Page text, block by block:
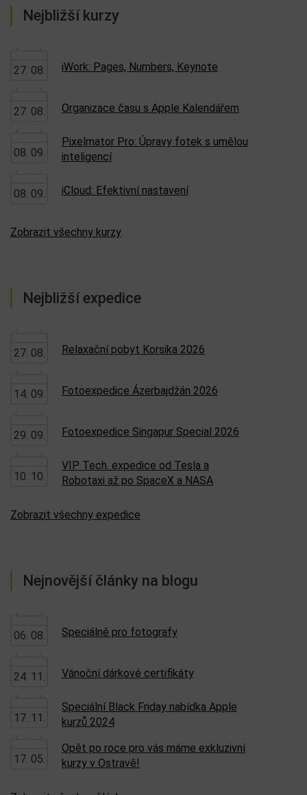
Nejbližší kurzy
27. 08. iWork: Pages, Numbers, Keynote
27. 08. Organizace času s Apple Kalendářem
08. 09.
Pixelmator Pro: Úpravy fotek s umělou
inteligencí
08. 09. iCloud: Efektivní nastavení
Zobrazit všechny kurzy
Nejbližší expedice
27. 08. Relaxační pobyt Korsika 2026
14. 09. Fotoexpedice Ázerbajdžán 2026
29. 09. Fotoexpedice Singapur Special 2026
10. 10.
VIP Tech. expedice od Tesla a
Robotaxi až po SpaceX a NASA
Zobrazit všechny expedice
Nejnovější články na blogu
06. 08. Speciálně pro fotografy
24. 11. Vánoční dárkové certifikáty
17. 11.
Speciální Black Friday nabídka Apple
kurzů 2024
17. 05.
Opět po roce pro vás máme exkluzivní
kurzy v Ostravě!